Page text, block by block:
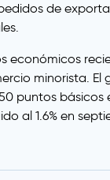
de
minorista. El
puntos básicos
al 1.6% en